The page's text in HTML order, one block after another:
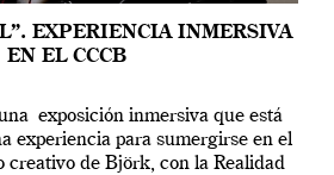
EXPERIENCIA INMERSIVA
EN EL CCCB
exposición inmersiva que está
experiencia para sumergirse en el
creativo de Björk, con la Realidad